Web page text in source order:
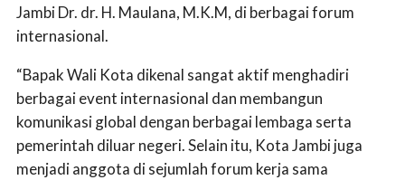
Jambi Dr. dr. H. Maulana, M.K.M, di berbagai forum
internasional.
“Bapak Wali Kota dikenal sangat aktif menghadiri
berbagai event internasional dan membangun
komunikasi global dengan berbagai lembaga serta
pemerintah diluar negeri. Selain itu, Kota Jambi juga
menjadi anggota di sejumlah forum kerja sama